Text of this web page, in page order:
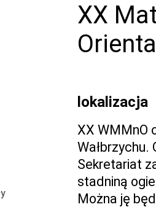
XX
lokalizacja
XX WMMnO
Wałbrzychu.
Sekretariat
stadniną
Można ję